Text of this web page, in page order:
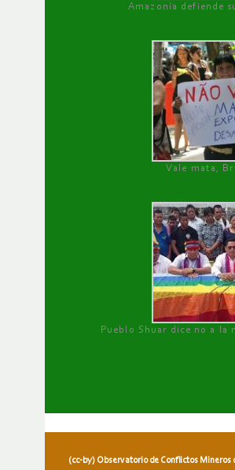
Amazonía defiende
Vale mata,
Pueblo Shuar dice no a la
(cc-by) Observatorio de Conflictos Mineros